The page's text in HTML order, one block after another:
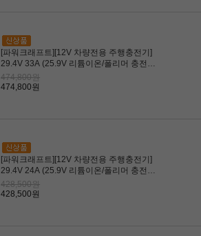
[파워크래프트][12V 차량전용 주행충전기]
29.4V 33A (25.9V 리튬이온/폴리머 충전전
용)(AGV, 구동로봇용)
474,800원
474,800원
[파워크래프트][12V 차량전용 주행충전기]
29.4V 24A (25.9V 리튬이온/폴리머 충전전
용)(AGV, 구동로봇용)
428,500원
428,500원